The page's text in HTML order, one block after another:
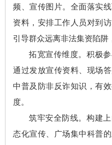
频、宣传图片。全面落实
资料，安排工作人员对到
引导群众远离非法集资陷阱
拓宽宣传维度。积极
通过发放宣传资料、现场
中普及防非反诈知识，有
度。
筑牢安全防线。构建
态化宣传、广场集中科普